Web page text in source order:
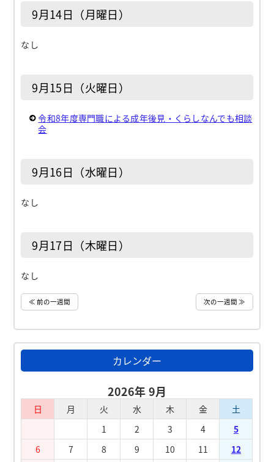
9月14日（月曜日）
なし
9月15日（火曜日）
令和8年度専門職による成年後見・くらしなんでも相談
会
9月16日（水曜日）
なし
9月17日（木曜日）
なし
≪ 前の一週間 次の一週間 ≫
カレンダー
2026年 9月
日 月 火 水 木 金
土
1
2 3 4
5
6
7 8 9 10 11
12